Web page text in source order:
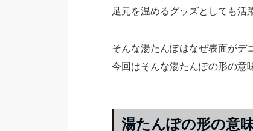
足元を温めるグッズとしても活
そんな湯たんぽはなぜ表面がデ
今回はそんな湯たんぽの形の意
湯たんぽの形の意